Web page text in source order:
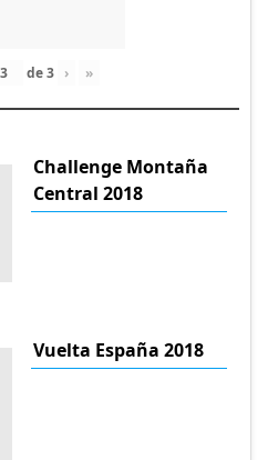
de3 › »
Challenge Montaña
Central 2018
Vuelta España 2018